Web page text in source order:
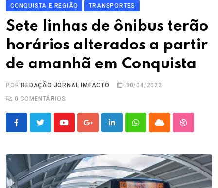
CONQUISTA E REGIÃO TRANSPORTES
Sete linhas de ônibus terão
horários alterados a partir
de amanhã em Conquista
POR REDAÇÃO JORNAL IMPACTO
30/04/2022
0 COMENTÁRIOS
YoutubeGoogle+LinkedInWhatsappCloud